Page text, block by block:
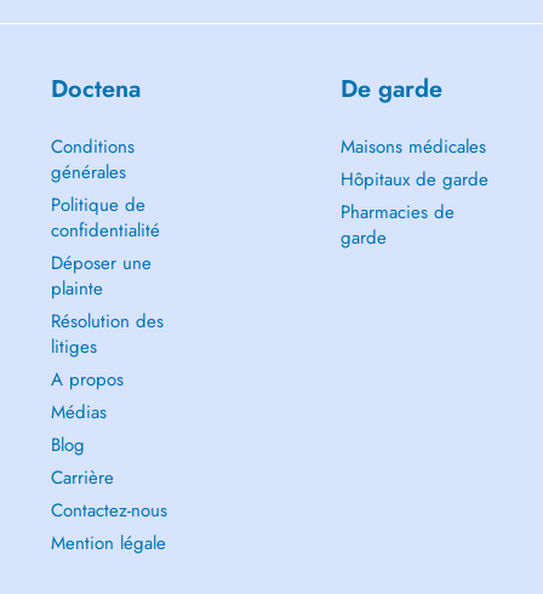
Doctena
Conditions
générales
Politique de
confidentialité
Déposer une
plainte
Résolution des
litiges
A propos
Médias
Blog
Carrière
Contactez-nous
Mention légale
De garde
Maisons médicales
Hôpitaux de garde
Pharmacies de
garde